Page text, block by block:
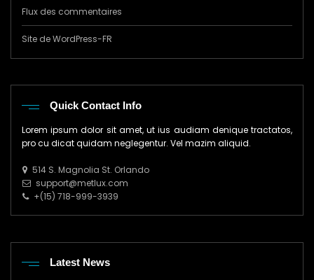
Flux des commentaires
Site de WordPress-FR
Quick Contact Info
Lorem ipsum dolor sit amet, ut ius audiam denique tractatos,
pro cu dicat quidam neglegentur. Vel mazim aliquid.
514 S. Magnolia St. Orlando
support@metlux.com
+(15) 718-999-3939
Latest News